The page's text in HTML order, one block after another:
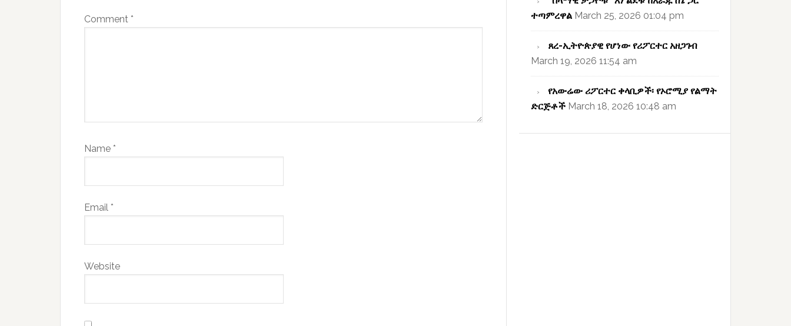
Comment *
Name *
Email *
Website
ተጣምረዋል March 25, 2026 01:04 pm
ጸረ-ኢትዮጵያዊ የሆነው የሪፖርተር አዘጋገብ
March 19, 2026 11:54 am
የአውሬው ሪፖርተር ቀላቢዎች፡ የኦሮሚያ የልማት
ድርጅቶች March 18, 2026 10:48 am